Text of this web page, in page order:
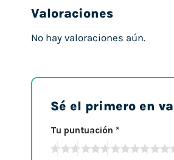
Valoraciones
No hay valoraciones aún.
Sé el primero en
Tu puntuación *